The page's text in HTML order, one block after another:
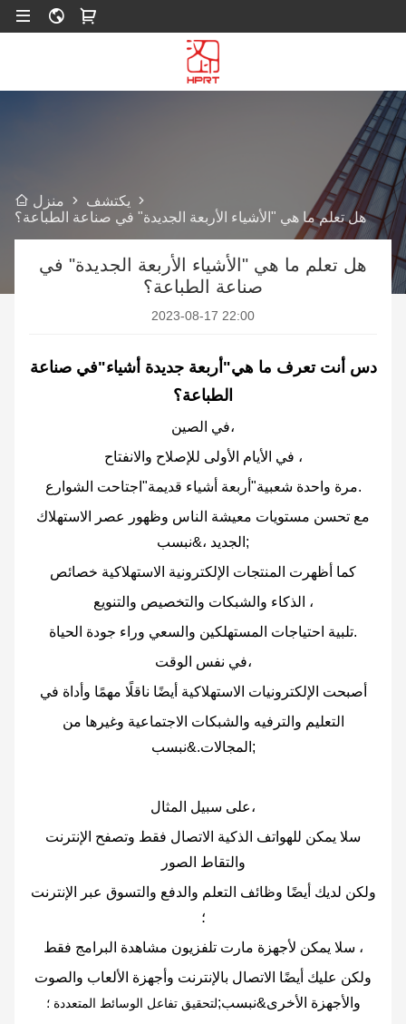
منزل
يكتشف
هل تعلم ما هي "الأشياء الأربعة الجديدة" في صناعة الطباعة؟
هل تعلم ما هي "الأشياء الأربعة الجديدة" في
صناعة الطباعة؟
2023-08-17 22:00
دس أنت تعرف ما هي"أربعة جديدة أشياء"في صناعة
الطباعة؟
في الصين،
في الأيام الأولى للإصلاح والانفتاح ،
مرة واحدة شعبية"أربعة أشياء قديمة"اجتاحت الشوارع.
مع تحسن مستويات معيشة الناس وظهور عصر الاستهلاك
الجديد ،&نبسب;
كما أظهرت المنتجات الإلكترونية الاستهلاكية خصائص
الذكاء والشبكات والتخصيص والتنويع ،
تلبية احتياجات المستهلكين والسعي وراء جودة الحياة.
في نفس الوقت،
أصبحت الإلكترونيات الاستهلاكية أيضًا ناقلًا مهمًا وأداة في
التعليم والترفيه والشبكات الاجتماعية وغيرها من
المجالات.&نبسب;
على سبيل المثال،
سلا يمكن للهواتف الذكية الاتصال فقط وتصفح الإنترنت
والتقاط الصور
ولكن لديك أيضًا وظائف التعلم والدفع والتسوق عبر الإنترنت
؛
س لا يمكن لأجهزة مارت تلفزيون مشاهدة البرامج فقط ،
ولكن عليك أيضًا الاتصال بالإنترنت وأجهزة الألعاب والصوت
والأجهزة الأخرى&نبسب;لتحقيق تفاعل الوسائط المتعددة ؛